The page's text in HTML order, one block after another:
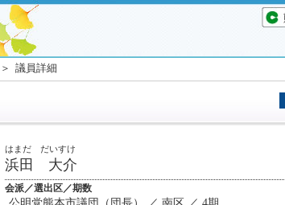
＞ 議員詳細
はまだ だいすけ
浜田 大介
会派／選出区／期数